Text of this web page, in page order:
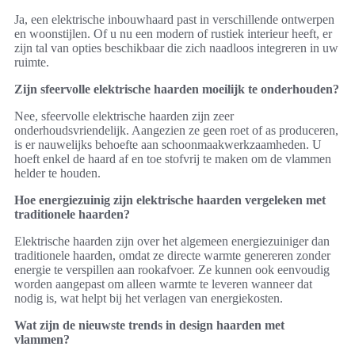
Ja, een elektrische inbouwhaard past in verschillende ontwerpen
en woonstijlen. Of u nu een modern of rustiek interieur heeft, er
zijn tal van opties beschikbaar die zich naadloos integreren in uw
ruimte.
Zijn sfeervolle elektrische haarden moeilijk te onderhouden?
Nee, sfeervolle elektrische haarden zijn zeer
onderhoudsvriendelijk. Aangezien ze geen roet of as produceren,
is er nauwelijks behoefte aan schoonmaakwerkzaamheden. U
hoeft enkel de haard af en toe stofvrij te maken om de vlammen
helder te houden.
Hoe energiezuinig zijn elektrische haarden vergeleken met
traditionele haarden?
Elektrische haarden zijn over het algemeen energiezuiniger dan
traditionele haarden, omdat ze directe warmte genereren zonder
energie te verspillen aan rookafvoer. Ze kunnen ook eenvoudig
worden aangepast om alleen warmte te leveren wanneer dat
nodig is, wat helpt bij het verlagen van energiekosten.
Wat zijn de nieuwste trends in design haarden met
vlammen?